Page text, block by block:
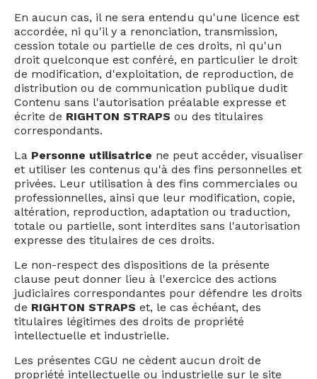
En aucun cas, il ne sera entendu qu'une licence est
accordée, ni qu'il y a renonciation, transmission,
cession totale ou partielle de ces droits, ni qu'un
droit quelconque est conféré, en particulier le droit
de modification, d'exploitation, de reproduction, de
distribution ou de communication publique dudit
Contenu sans l'autorisation préalable expresse et
écrite de RIGHTON STRAPS ou des titulaires
correspondants.
La Personne utilisatrice ne peut accéder, visualiser
et utiliser les contenus qu'à des fins personnelles et
privées. Leur utilisation à des fins commerciales ou
professionnelles, ainsi que leur modification, copie,
altération, reproduction, adaptation ou traduction,
totale ou partielle, sont interdites sans l'autorisation
expresse des titulaires de ces droits.
Le non-respect des dispositions de la présente
clause peut donner lieu à l'exercice des actions
judiciaires correspondantes pour défendre les droits
de RIGHTON STRAPS et, le cas échéant, des
titulaires légitimes des droits de propriété
intellectuelle et industrielle.
Les présentes CGU ne cèdent aucun droit de
propriété intellectuelle ou industrielle sur le site